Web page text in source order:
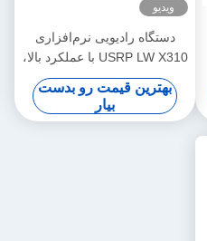
ویدیو
دستگاه رادیویی نرم‌افزاری
USRP LW X310 با عملکرد بالا،
سری USRP X، 2T2R RF DC-
6GHz، پهنای باند 160 مگاهرتز
بهترین قیمت رو بدست
بیار